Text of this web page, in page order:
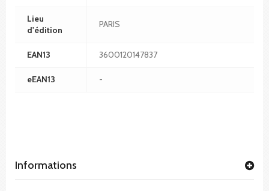
Lieu
d'édition
PARIS
EAN13 3600120147837
eEAN13 -
Informations